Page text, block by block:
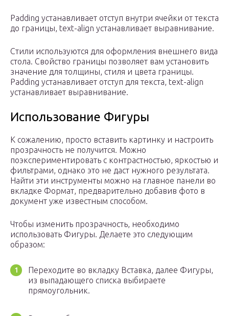
Padding устанавливает отступ внутри ячейки от текста
до границы, text-align устанавливает выравнивание.
Стили используются для оформления внешнего вида
стола. Свойство границы позволяет вам установить
значение для толщины, стиля и цвета границы.
Padding устанавливает отступ для текста, text-align
устанавливает выравнивание.
Использование Фигуры
К сожалению, просто вставить картинку и настроить
прозрачность не получится. Можно
поэкспериментировать с контрастностью, яркостью и
фильтрами, однако это не даст нужного результата.
Найти эти инструменты можно на главное панели во
вкладке Формат, предварительно добавив фото в
документ уже известным способом.
Чтобы изменить прозрачность, необходимо
использовать Фигуры. Делаете это следующим
образом:
Переходите во вкладку Вставка, далее Фигуры,
из выпадающего списка выбираете
прямоугольник.